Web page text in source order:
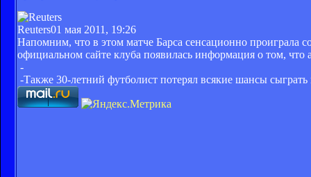
Reuters01 мая 2011, 19:26
Напомним, что в этом матче Барса сенсационно проиграла
официальном сайте клуба появилась информация о том,
-
-Также 30-летний футболист потерял всякие шансы